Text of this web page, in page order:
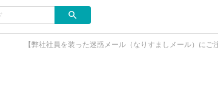
【弊社社員を装った迷惑メール（なりすましメール）に